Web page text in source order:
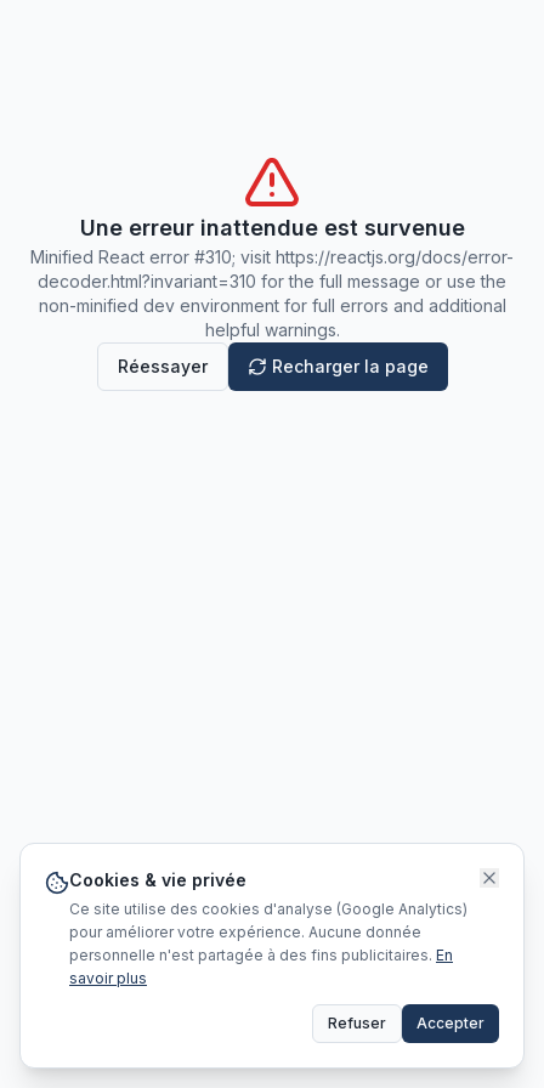
Une erreur inattendue est survenue
Minified React error #310; visit https://reactjs.org/docs/error-
decoder.html?invariant=310 for the full message or use the
non-minified dev environment for full errors and additional
helpful warnings.
Réessayer
Recharger la page
Cookies & vie privée
Ce site utilise des cookies d'analyse (Google Analytics)
pour améliorer votre expérience. Aucune donnée
personnelle n'est partagée à des fins publicitaires. En
savoir plus
Refuser Accepter